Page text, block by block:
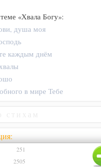
«Хвала Богу»:
душа моя
каждым днём
в мире Тебе
251
2505